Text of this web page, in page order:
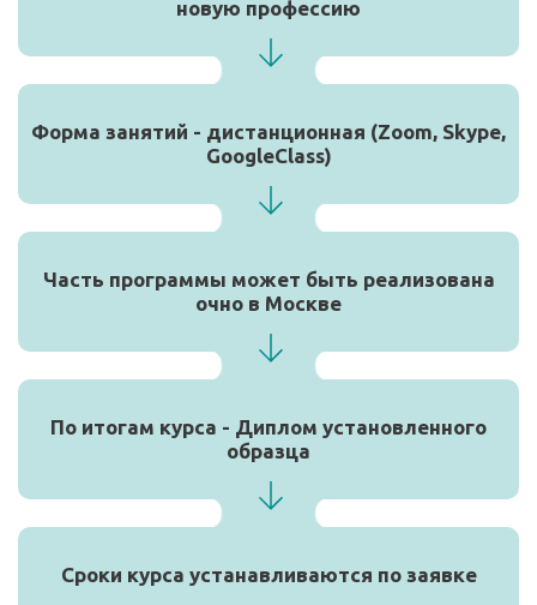
новую профессию
Форма занятий - дистанционная (Zoom, Skype,
GoogleClass)
Часть программы может быть реализована
очно в Москве
По итогам курса - Диплом установленного
образца
Сроки курса устанавливаются по заявке